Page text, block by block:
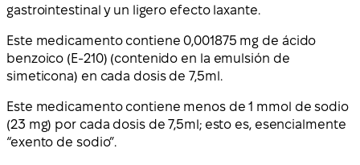
gastrointestinal y un ligero efecto laxante.
Este medicamento contiene 0,001875 mg de ácido
benzoico (E-210) (contenido en la emulsión de
simeticona) en cada dosis de 7,5ml.
Este medicamento contiene menos de 1 mmol de sodio
(23 mg) por cada dosis de 7,5ml; esto es, esencialmente
“exento de sodio”.